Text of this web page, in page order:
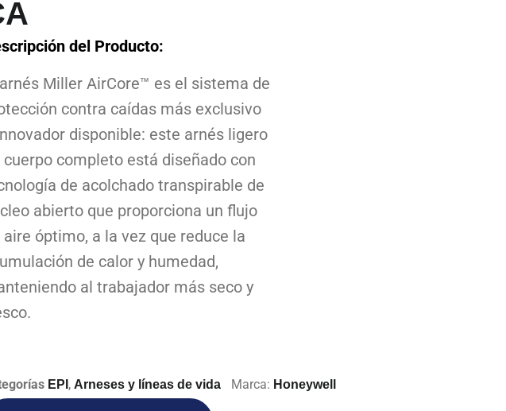
del Producto:
Miller AirCore™ es el sistema de
contra caídas más exclusivo
disponible: este arnés ligero
cuerpo completo está diseñado con
de acolchado transpirable de
abierto que proporciona un flujo
aire óptimo, a la vez que reduce la
de calor y humedad,
al trabajador más seco y
EPI , Arneses y líneas de vida Marca: Honeywell